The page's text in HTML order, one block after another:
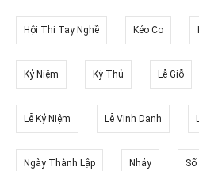
Hội Thi Tay Nghề Kéo Co
Kỷ Niệm Kỳ Thủ Lễ Giỗ
Lễ Kỷ Niệm Lễ Vinh Danh
Ngày Thành Lập Nhảy